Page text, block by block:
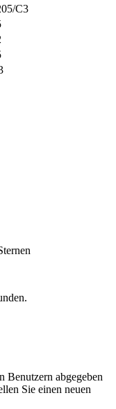
C3
Benutzern abgegeben
Sie einen neuen